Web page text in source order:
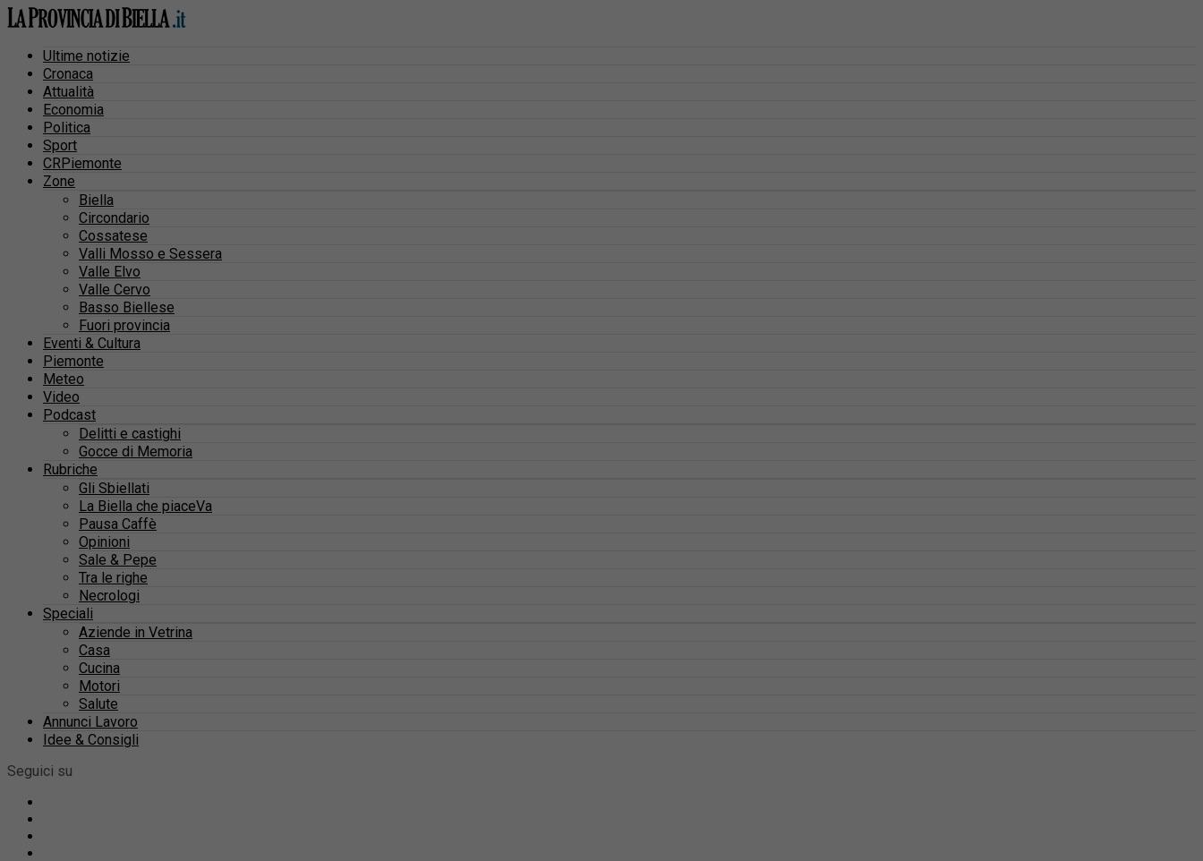
Ultime notizie
Cronaca
Attualità
Economia
Politica
Sport
CRPiemonte
Zone
Biella
Circondario
Cossatese
Valli Mosso e Sessera
Valle Elvo
Valle Cervo
Basso Biellese
Fuori provincia
Eventi & Cultura
Piemonte
Meteo
Video
Podcast
Delitti e castighi
Gocce di Memoria
Rubriche
Gli Sbiellati
La Biella che piaceVa
Pausa Caffè
Opinioni
Sale & Pepe
Tra le righe
Necrologi
Speciali
Aziende in Vetrina
Casa
Cucina
Motori
Salute
Annunci Lavoro
Idee & Consigli
Seguici su